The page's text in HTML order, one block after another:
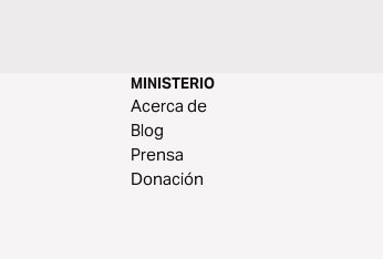
MINISTERIO
Acerca de
Blog
Prensa
Donación